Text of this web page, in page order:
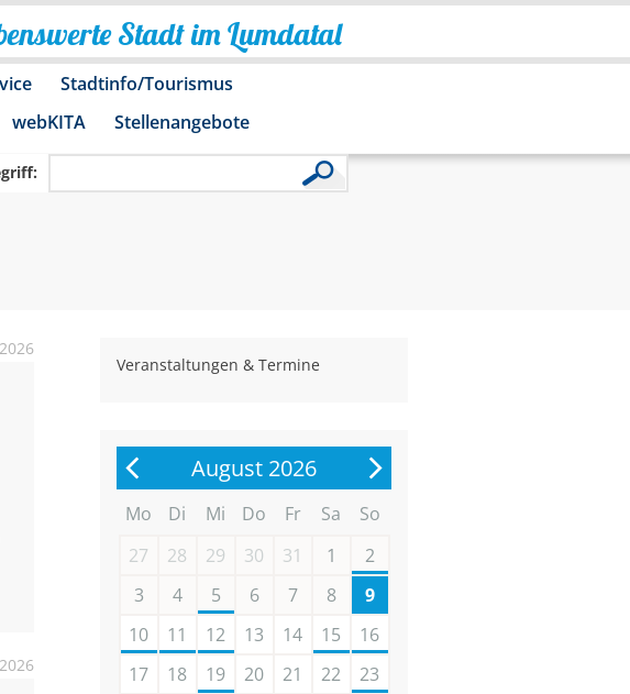
Stadt im Lumdatal
Stadtinfo/Tourismus
webKITA Stellenangebote
Veranstaltungen & Termine
August 2026
Mo Di Mi Do Fr Sa
So
27
28 29 30 31 1
2
3
4 5 6 7 8
9
10
11 12 13 14 15
16
17
18 19 20 21 22
23